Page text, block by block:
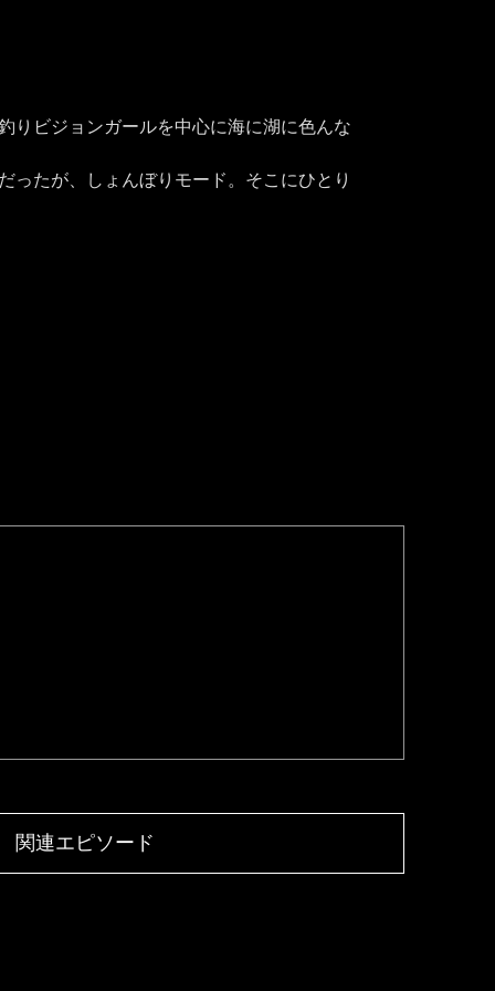
りビジョンガールを中心に海に湖に色んな
ったが、しょんぼりモード。そこにひとり
関連エピソード